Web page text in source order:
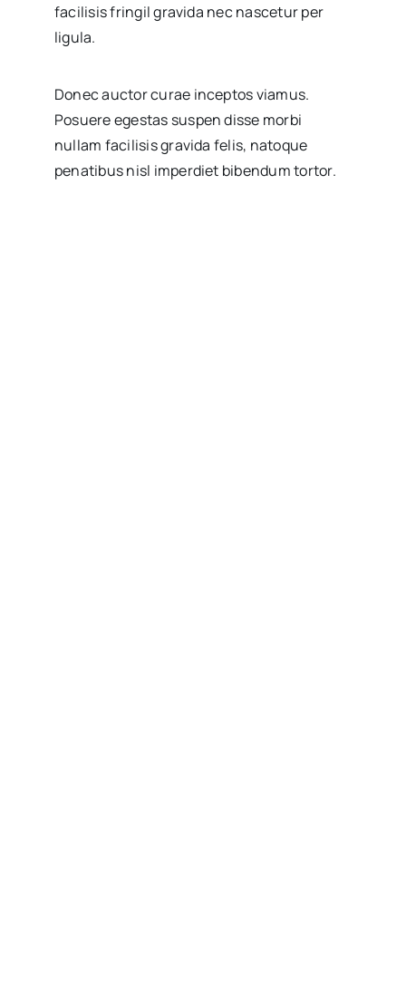
facilisis fringil gravida nec nascetur per
ligula.
Donec auctor curae inceptos viamus.
Posuere egestas suspen disse morbi
nullam facilisis gravida felis, natoque
penatibus nisl imperdiet bibendum tortor.